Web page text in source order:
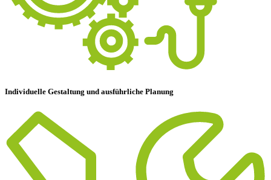
Individuelle Gestaltung und ausführliche Planung